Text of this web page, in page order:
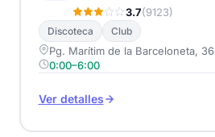
3.7(9123)
Discoteca Club
Pg. Marítim de la Barceloneta, 36
0:00–6:00
Ver detalles